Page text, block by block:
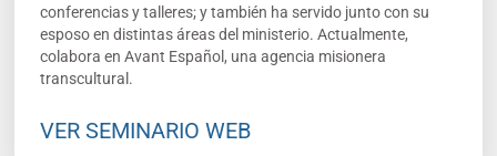
conferencias y talleres; y también ha servido junto con su
esposo en distintas áreas del ministerio. Actualmente,
colabora en Avant Español, una agencia misionera
transcultural.
VER SEMINARIO WEB